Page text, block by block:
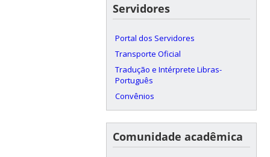
Servidores
Portal dos Servidores
Transporte Oficial
Tradução e Intérprete Libras-
Português
Convênios
Comunidade acadêmica